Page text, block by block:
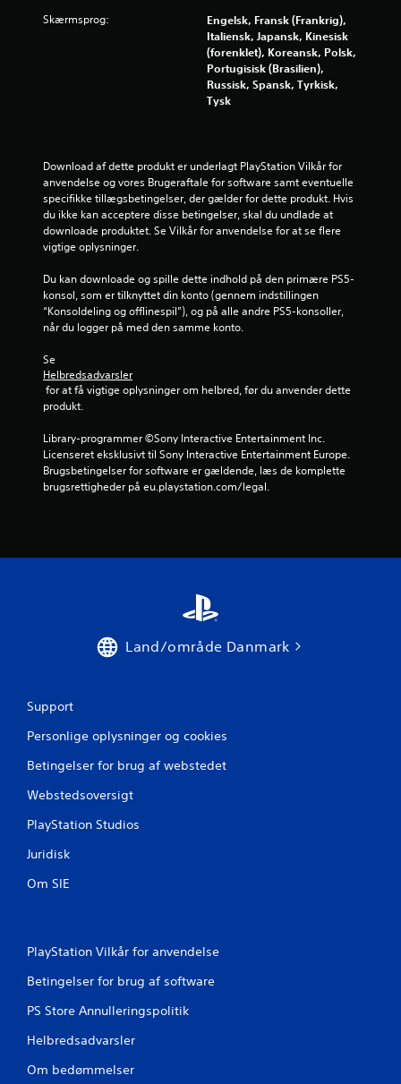
n
e
r
d
a
f
e
m
t
e
e
Skærmsprog:
Engelsk, Fransk (Frankrig),
Italiensk, Japansk, Kinesisk
(forenklet), Koreansk, Polsk,
Portugisisk (Brasilien),
Russisk, Spansk, Tyrkisk,
Tysk
Download af dette produkt er underlagt PlayStation Vilkår for
anvendelse og vores Brugeraftale for software samt eventuelle
specifikke tillægsbetingelser, der gælder for dette produkt. Hvis
du ikke kan acceptere disse betingelser, skal du undlade at
downloade produktet. Se Vilkår for anvendelse for at se flere
vigtige oplysninger.
Du kan downloade og spille dette indhold på den primære PS5-
konsol, som er tilknyttet din konto (gennem indstillingen
“Konsoldeling og offlinespil”), og på alle andre PS5-konsoller,
når du logger på med den samme konto.
Se
Helbredsadvarsler
produkt.
Library-programmer ©Sony Interactive Entertainment Inc.
Licenseret eksklusivt til Sony Interactive Entertainment Europe.
Brugsbetingelser for software er gældende, læs de komplette
brugsrettigheder på eu.playstation.com/legal.
Land/område Danmark
Support
Personlige oplysninger og cookies
Betingelser for brug af webstedet
Webstedsoversigt
PlayStation Studios
Juridisk
Om SIE
PlayStation Vilkår for anvendelse
Betingelser for brug af software
PS Store Annulleringspolitik
Helbredsadvarsler
Om bedømmelser